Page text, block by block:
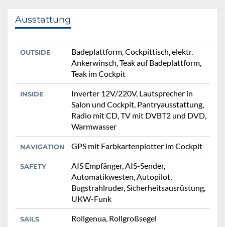
Ausstattung
OUTSIDE
Badeplattform, Cockpittisch, elektr.
Ankerwinsch, Teak auf Badeplattform,
Teak im Cockpit
INSIDE
Inverter 12V/220V, Lautsprecher in
Salon und Cockpit, Pantryausstattung,
Radio mit CD, TV mit DVBT2 und DVD,
Warmwasser
NAVIGATION GPS mit Farbkartenplotter im Cockpit
SAFETY
AIS Empfänger, AIS-Sender,
Automatikwesten, Autopilot,
Bugstrahlruder, Sicherheitsausrüstung,
UKW-Funk
SAILS Rollgenua, Rollgroßsegel